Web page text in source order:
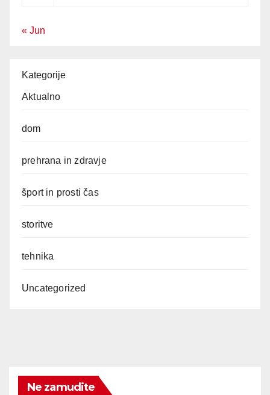
« Jun
Kategorije
Aktualno
dom
prehrana in zdravje
šport in prosti čas
storitve
tehnika
Uncategorized
Ne zamudite